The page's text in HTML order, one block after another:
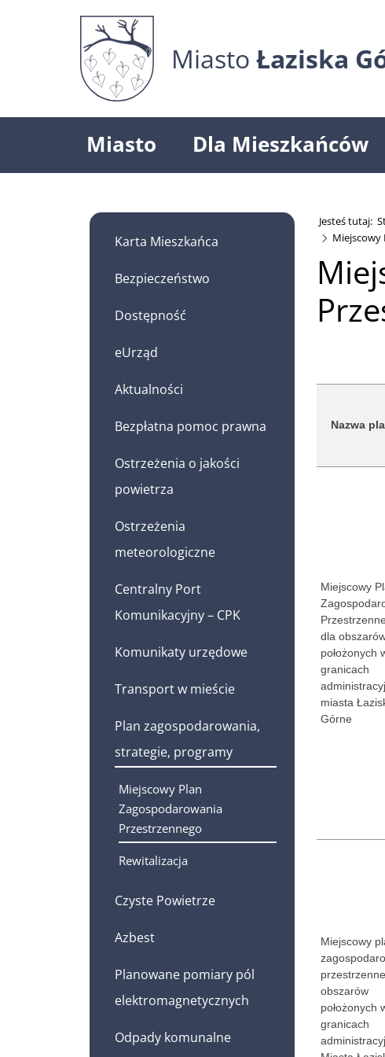
Miasto Łaziska
Miasto Dla Mieszkańców
Karta Mieszkańca
Bezpieczeństwo
Dostępność
eUrząd
Aktualności
Bezpłatna pomoc prawna
Ostrzeżenia o jakości
powietrza
Ostrzeżenia
meteorologiczne
Centralny Port
Komunikacyjny – CPK
Komunikaty urzędowe
Transport w mieście
Plan zagospodarowania,
strategie, programy
Miejscowy Plan
Zagospodarowania
Przestrzennego
Rewitalizacja
Czyste Powietrze
Azbest
Planowane pomiary pól
elektromagnetycznych
Odpady komunalne
Jesteś tutaj:
Miejscowy
Nazwa
Miejscowy
dla
położonych
granicach
miasta
Górne
Miejscowy
obszarów
położonych
granicach